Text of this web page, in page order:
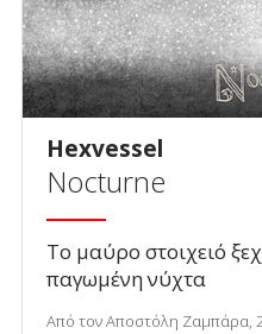
Hexvessel
Nocturne
To μαύρο στοιχειό
παγωμένη νύχτα
Από τον Αποστόλη Ζαμπάρα,